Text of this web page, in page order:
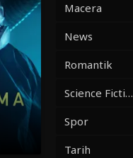
Macera
News
Romantik
Science Fiction
Spor
Tarih